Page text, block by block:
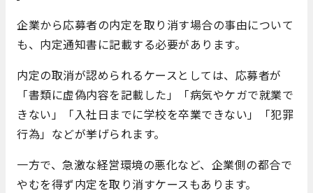
企業から応募者の内定を取り消す場合の事由について
も、内定通知書に記載する必要があります。
内定の取消が認められるケースとしては、応募者が
「書類に虚偽内容を記載した」「病気やケガで就業で
きない」「入社日までに学校を卒業できない」「犯罪
行為」などが挙げられます。
一方で、急激な経営環境の悪化など、企業側の都合で
やむを得ず内定を取り消すケースもあります。